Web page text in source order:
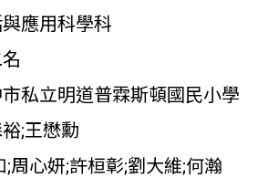
應用科學科
私立明道普霖斯頓國民小學
;王懋勳
;周心妍;許桓彰;劉大維;何瀚